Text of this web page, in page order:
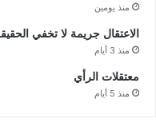
منذ يومين
الاعتقال جريمة لا تخفي
منذ 3 أيام
معتقلات الرأي
منذ 5 أيام